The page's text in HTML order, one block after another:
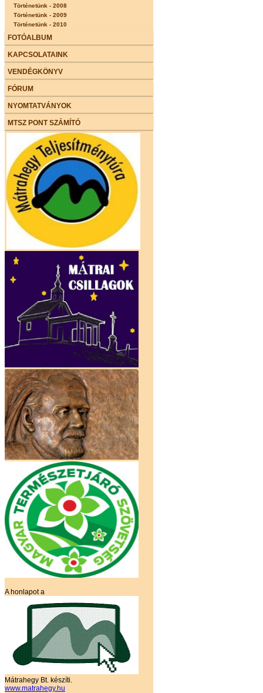
Történetünk - 2008
Történetünk - 2009
Történetünk - 2010
FOTÓALBUM
KAPCSOLATAINK
VENDÉGKÖNYV
FÓRUM
NYOMTATVÁNYOK
MTSZ PONT SZÁMÍTÓ
A honlapot a
Mátrahegy Bt. készíti.
www.matrahegy.hu